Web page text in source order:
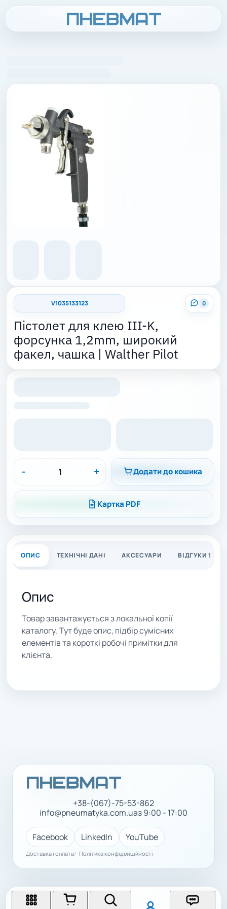
0
V1035133123
Пістолет для клею III-K,
форсунка 1,2mm, широкий
факел, чашка | Walther Pilot
- + Додати до кошика
Картка PDF
ОПИС ТЕХНІЧНІ ДАНІ АКСЕСУАРИ ВІДГУКИ 1
Опис
Товар завантажується з локальної копії
каталогу. Тут буде опис, підбір сумісних
елементів та короткі робочі примітки для
клієнта.
+38-(067)-75-53-862
info@pneumatyka.com.uaз 9:00 - 17:00
Facebook LinkedIn YouTube
Доставка і оплата Політика конфіденційності